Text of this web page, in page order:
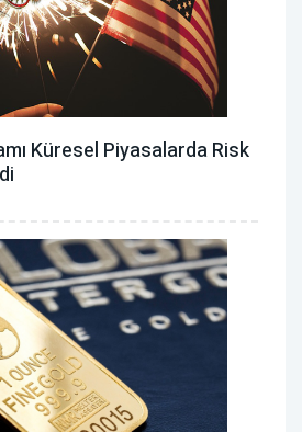
Küresel Piyasalarda Risk